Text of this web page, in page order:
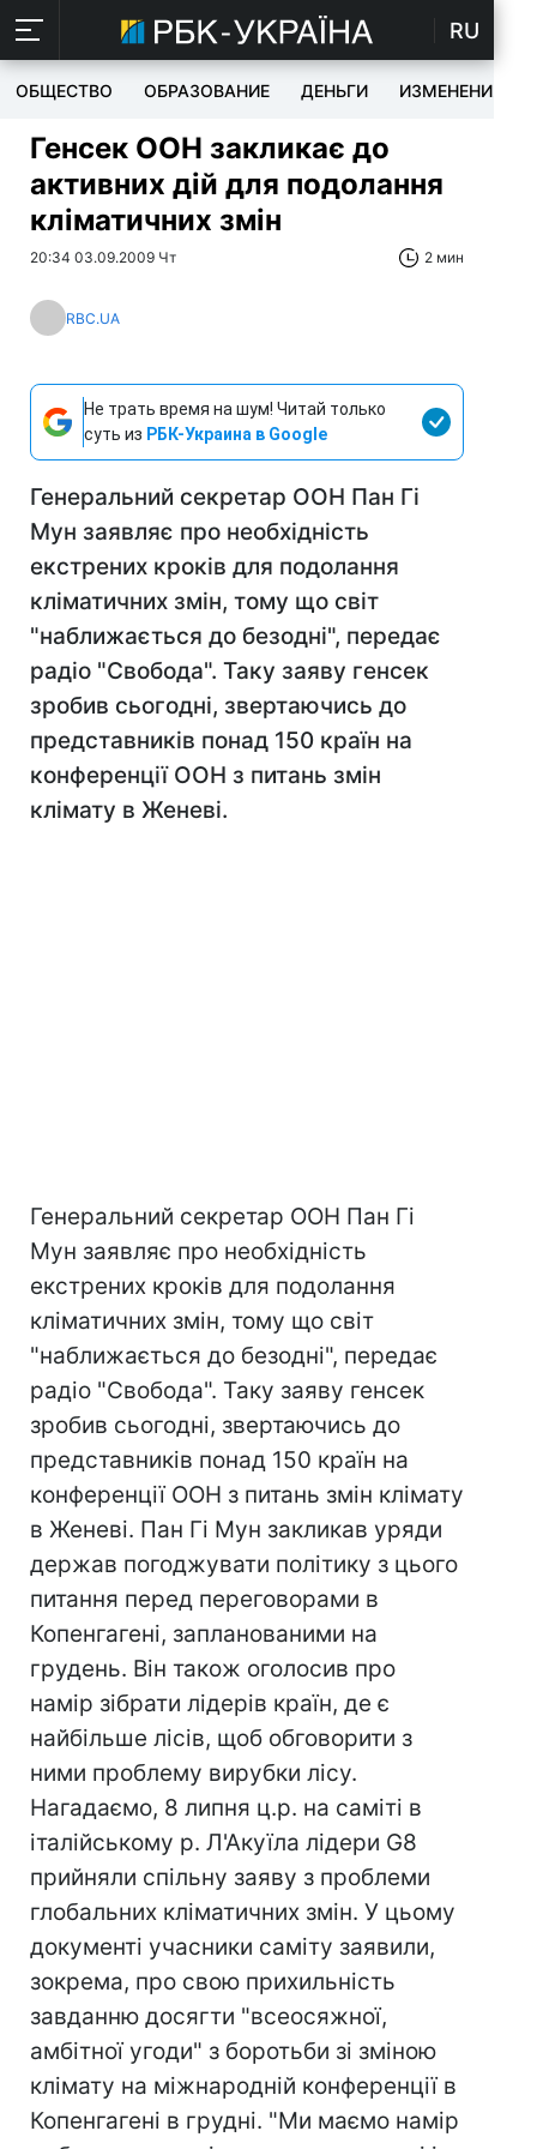
RU
ОБЩЕСТВО ОБРАЗОВАНИЕ ДЕНЬГИ ИЗМЕНЕНИЯ
Генсек ООН закликає до
активних дій для подолання
кліматичних змін
20:34 03.09.2009 Чт 2 мин
RBC.UA
Не трать время на шум! Читай только
суть из РБК-Украина в Google
Генеральний секретар ООН Пан Гі
Мун заявляє про необхідність
екстрених кроків для подолання
кліматичних змін, тому що світ
"наближається до безодні", передає
радіо "Свобода". Таку заяву генсек
зробив сьогодні, звертаючись до
представників понад 150 країн на
конференції ООН з питань змін
клімату в Женеві.
Генеральний секретар ООН Пан Гі
Мун заявляє про необхідність
екстрених кроків для подолання
кліматичних змін, тому що світ
"наближається до безодні", передає
радіо "Свобода". Таку заяву генсек
зробив сьогодні, звертаючись до
представників понад 150 країн на
конференції ООН з питань змін клімату
в Женеві. Пан Гі Мун закликав уряди
держав погоджувати політику з цього
питання перед переговорами в
Копенгагені, запланованими на
грудень. Він також оголосив про
намір зібрати лідерів країн, де є
найбільше лісів, щоб обговорити з
ними проблему вирубки лісу.
Нагадаємо, 8 липня ц.р. на саміті в
італійському р. Л'Акуїла лідери G8
прийняли спільну заяву з проблеми
глобальних кліматичних змін. У цьому
документі учасники саміту заявили,
зокрема, про свою прихильність
завданню досягти "всеосяжної,
амбітної угоди" з боротьби зі зміною
клімату на міжнародній конференції в
Копенгагені в грудні. "Ми маємо намір